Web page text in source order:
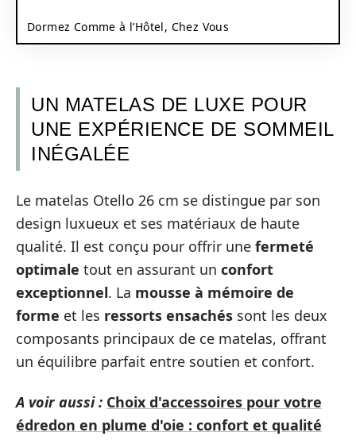
Dormez Comme à l’Hôtel, Chez Vous
UN MATELAS DE LUXE POUR
UNE EXPÉRIENCE DE SOMMEIL
INÉGALÉE
Le matelas Otello 26 cm se distingue par son
design luxueux et ses matériaux de haute
qualité. Il est conçu pour offrir une fermeté
optimale tout en assurant un confort
exceptionnel. La mousse à mémoire de
forme et les ressorts ensachés sont les deux
composants principaux de ce matelas, offrant
un équilibre parfait entre soutien et confort.
A voir aussi : Choix d'accessoires pour votre
édredon en plume d'oie : confort et qualité